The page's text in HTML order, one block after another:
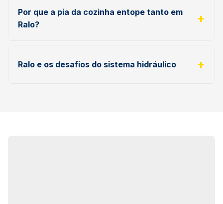
Por que a pia da cozinha entope tanto em
Ralo?
Ralo e os desafios do sistema hidráulico